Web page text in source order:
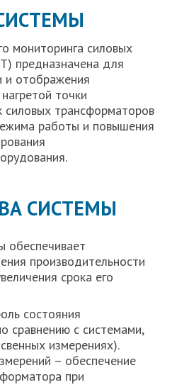
мониторинга силовых
предназначена для
и отображения
точки
силовых трансформаторов
работы и повышения
СИСТЕМЫ
обеспечивает
производительности
срока его
состояния
сравнению с системами,
измерениях).
– обеспечение
при